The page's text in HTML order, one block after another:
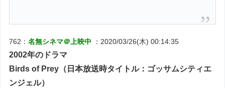
762：名無シネマ＠上映中 ：2020/03/26(木) 00:14:35
2002年のドラマ
Birds of Prey（日本放送時タイトル：ゴッサムシティエ
ンジェル）